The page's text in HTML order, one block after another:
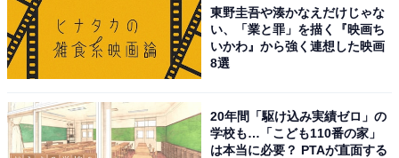
ロジクール「G304」
東野圭吾や湊かなえだけじゃな
い、「業と罪」を描く『映画ち
いかわ』から強く連想した映画
8選
20年間「駆け込み実績ゼロ」の
学校も…「こども110番の家」
は本当に必要？ PTAが直面する